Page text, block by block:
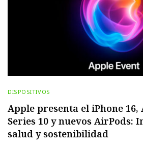
DISPOSITIVOS
Apple presenta el iPhone 16,
Series 10 y nuevos AirPods:
salud y sostenibilidad